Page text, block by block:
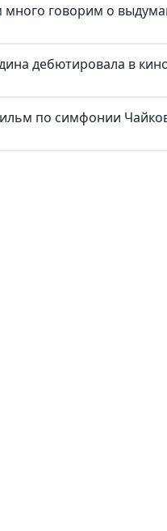
говорим о
дебютировала в
по симфонии